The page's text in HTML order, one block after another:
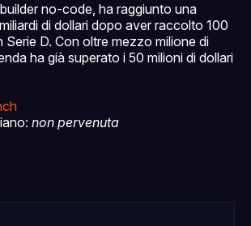
no-code, ha raggiunto una
di dollari dopo aver raccolto 100
Serie D. Con oltre mezzo milione di
ha già superato i 50 milioni di dollari
non pervenuta